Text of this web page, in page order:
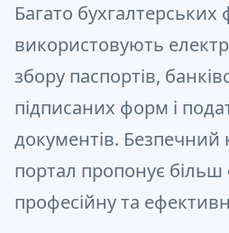
Багато бухгалтерських
використовують
збору паспортів,
підписаних форм і
документів. Безпечний
портал пропонує більш
професійну та